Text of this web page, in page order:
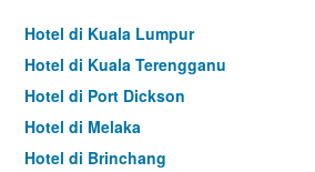
Hotel di Kuala Lumpur
Hotel di Kuala Terengganu
Hotel di Port Dickson
Hotel di Melaka
Hotel di Brinchang